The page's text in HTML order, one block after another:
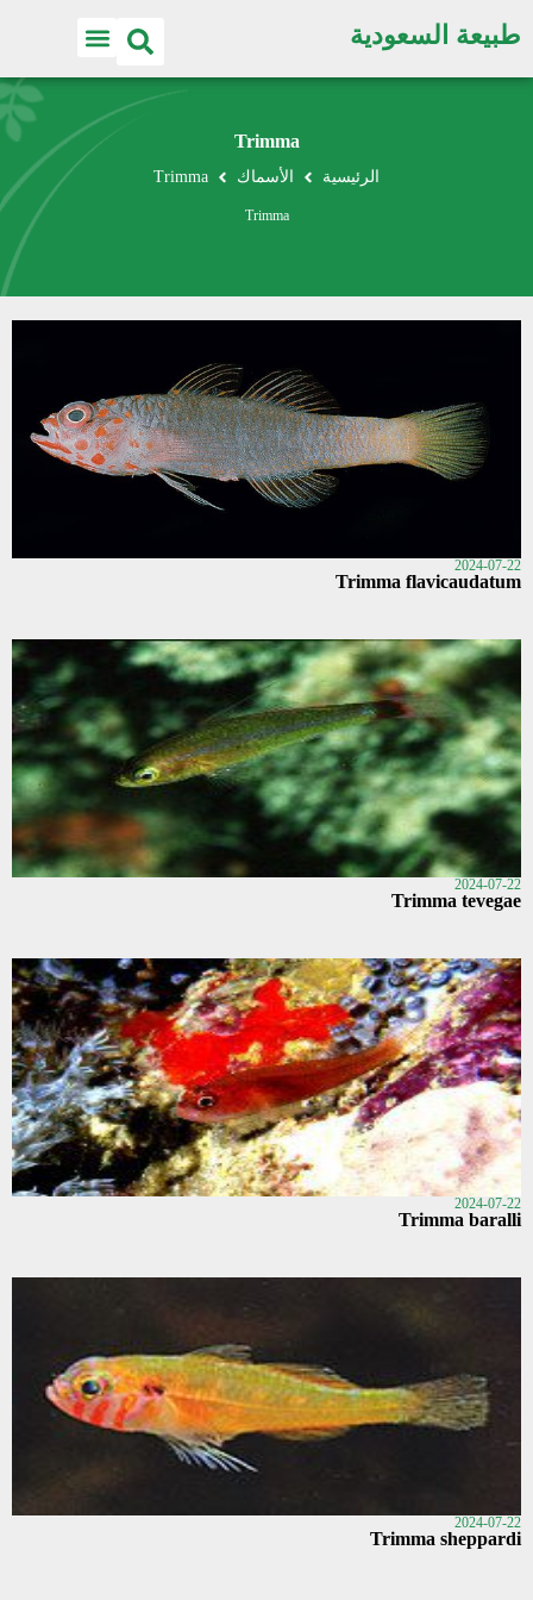
طبيعة السعودية
Trimma
الرئيسية الأسماك Trimma
Trimma
2024-07-22
Trimma flavicaudatum
2024-07-22
Trimma tevegae
2024-07-22
Trimma baralli
2024-07-22
Trimma sheppardi